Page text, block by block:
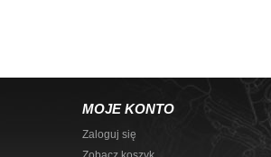
MOJE KONTO
Zaloguj się